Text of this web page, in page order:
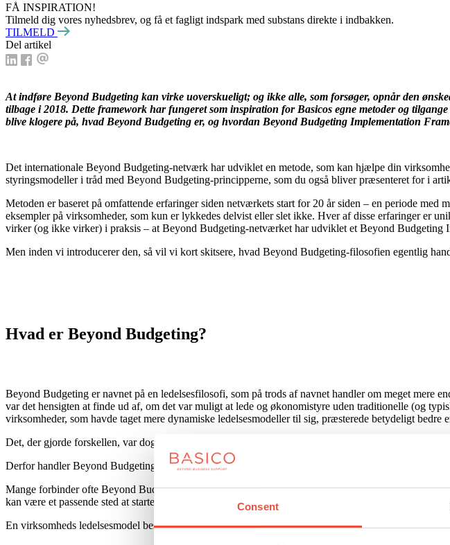
Consent
FÅ INSPIRATION!
Tilmeld dig vores nyhedsbrev, og få et fagligt indspark med substans direkte i indbakken.
TILMELD
Del artikel
At indføre Beyond Budgeting kan virke uoverskueligt; og ikke alle, som forsøger, opnår den
tilbage i 2018. Dette framework har fungeret som inspiration for Basicos egne metoder og
blive klogere på, hvad Beyond Budgeting er, og hvordan Beyond Budgeting Implementation
Det internationale Beyond Budgeting-netværk har udviklet en metode, som kan hjælpe din
styringsmodeller i tråd med Beyond Budgeting-principperne, som du også bliver præsenteret for i
Metoden er baseret på omfattende erfaringer siden netværkets start for 20 år siden – en periode
eksempler på virksomheder, som kun er lykkedes delvist eller slet ikke. Hver af disse erfaringer er
virker (og ikke virker) i praksis – at Beyond Budgeting-netværket har udviklet et Beyond Budgeting
Men inden vi introducerer den, så vil vi kort skitsere, hvad Beyond Budgeting-filosofien egentlig
Hvad er Beyond Budgeting?
Beyond Budgeting er navnet på en ledelsesfilosofi, som på trods af navnet handler om meget
var det hensigten at finde ud af, om det var muligt at lede og økonomistyre uden traditionelle (og
virksomheder, som havde taget mere dynamiske ledelsesmodeller til sig, præsterede betydeligt bedre
Det, der gjorde forskellen, var dog ikke alene fraværet af årsbudgettet. For det afgørende for en
Derfor handler Beyond Budgeting om at hjælpe virksomheder med at skabe sammenhæng i deres
Mange forbinder ofte Beyond Budgeting med at indføre alternativer til den årlige budgetproces,
kan være et passende sted at starte, så handler Beyond Budgeting om meget mere.
En virksomheds ledelsesmodel består af en række elementer, hvor de vigtigste (i overskriftsform)